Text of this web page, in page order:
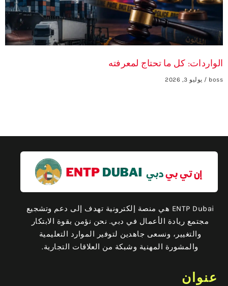
الواردات: كل ما تحتاج لمعرفته
boss يوليو 3, 2026
ENTP Dubai هي منصة إلكترونية تهدف إلى دعم وتشجيع
مجتمع ريادة الأعمال في دبي. نحن نؤمن بقوة الابتكار
والتغيير، ونسعى جاهدين لتوفير الموارد التعليمية
والمشورة المهنية وشبكة من العلاقات التجارية.
عنوان